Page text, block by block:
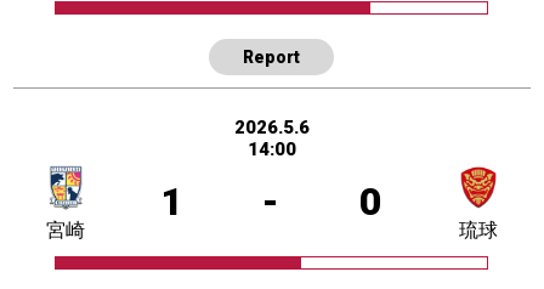
Report
2026.5.6
14:00
1 - 0
宮崎 琉球